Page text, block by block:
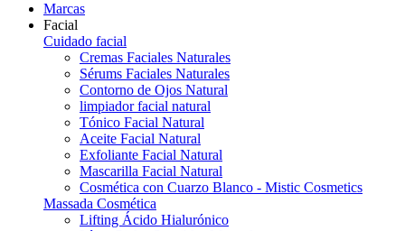
Marcas
Facial
Cuidado facial
Cremas Faciales Naturales
Sérums Faciales Naturales
Contorno de Ojos Natural
limpiador facial natural
Tónico Facial Natural
Aceite Facial Natural
Exfoliante Facial Natural
Mascarilla Facial Natural
Cosmética con Cuarzo Blanco - Mistic Cosmetics
Massada Cosmética
Lifting Ácido Hialurónico